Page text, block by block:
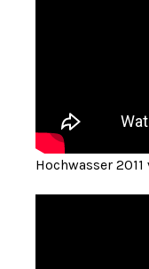
Hochwasser 2011